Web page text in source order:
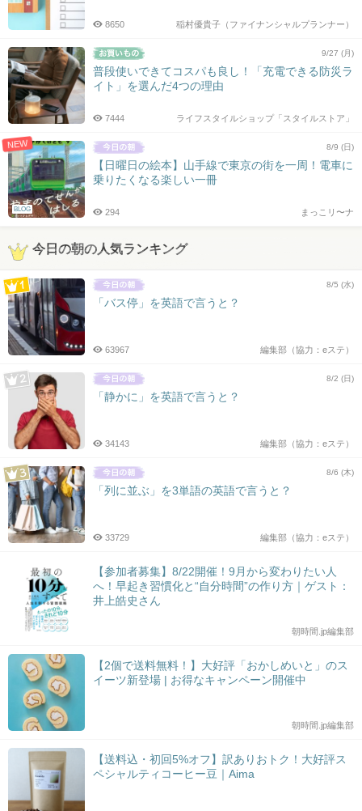
稲村優貴子（ファイナンシャルプランナー）
8650
9/27 (月)
普段使いできてコスパも良し！「充電できる防災ラ
イト」を選んだ4つの理由
ライフスタイルショップ「スタイルストア」
7444
NEW
BLOG
8/9 (日)
【日曜日の絵本】山手線で東京の街を一周！電車に
乗りたくなる楽しい一冊
まっこリ〜ナ
294
今日の朝の人気ランキング
8/5 (水)
「バス停」を英語で言うと？
編集部（協力：eステ）
63967
8/2 (日)
「静かに」を英語で言うと？
編集部（協力：eステ）
34143
8/6 (木)
「列に並ぶ」を3単語の英語で言うと？
編集部（協力：eステ）
33729
【参加者募集】8/22開催！9月から変わりたい人
へ！早起き習慣化と“自分時間”の作り方｜ゲスト：
井上皓史さん
朝時間.jp編集部
【2個で送料無料！】大好評「おかしめいと」のス
イーツ新登場 | お得なキャンペーン開催中
朝時間.jp編集部
【送料込・初回5%オフ】訳ありおトク！大好評ス
ペシャルティコーヒー豆｜Aima